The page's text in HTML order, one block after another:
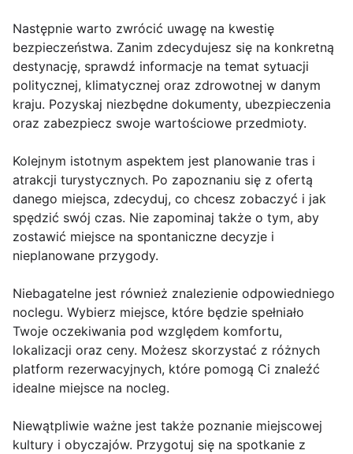
Następnie warto zwrócić uwagę na kwestię
bezpieczeństwa. Zanim zdecydujesz się na konkretną
destynację, sprawdź informacje na temat sytuacji
politycznej, klimatycznej oraz zdrowotnej w danym
kraju. Pozyskaj niezbędne dokumenty, ubezpieczenia
oraz zabezpiecz swoje wartościowe przedmioty.
Kolejnym istotnym aspektem jest planowanie tras i
atrakcji turystycznych. Po zapoznaniu się z ofertą
danego miejsca, zdecyduj, co chcesz zobaczyć i jak
spędzić swój czas. Nie zapominaj także o tym, aby
zostawić miejsce na spontaniczne decyzje i
nieplanowane przygody.
Niebagatelne jest również znalezienie odpowiedniego
noclegu. Wybierz miejsce, które będzie spełniało
Twoje oczekiwania pod względem komfortu,
lokalizacji oraz ceny. Możesz skorzystać z różnych
platform rezerwacyjnych, które pomogą Ci znaleźć
idealne miejsce na nocleg.
Niewątpliwie ważne jest także poznanie miejscowej
kultury i obyczajów. Przygotuj się na spotkanie z